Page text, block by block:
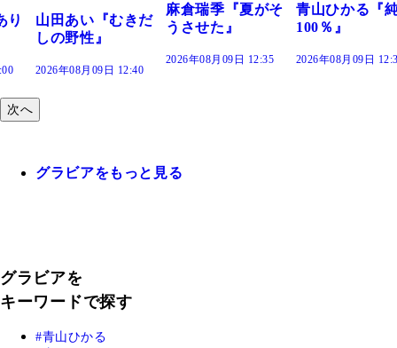
だ
麻倉瑞季『夏がそ
うさせた』
青山ひかる『純度
100％』
2026年08月09日 12:30
次へ
グラビアをもっと見る
グラビアを
キーワードで探す
青山ひかる